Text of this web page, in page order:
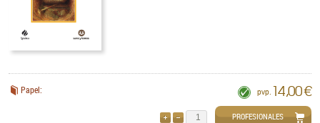
Papel: pvp. 14,00 €
QUITARPROFESIONALES